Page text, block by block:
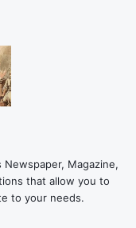
Newspaper, Magazine,
that allow you to
to your needs.